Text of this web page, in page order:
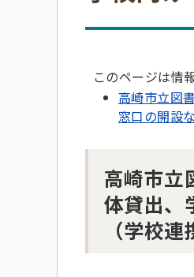
このページは情
高崎市立図
窓口の開設
高崎市立
体貸出、
（学校